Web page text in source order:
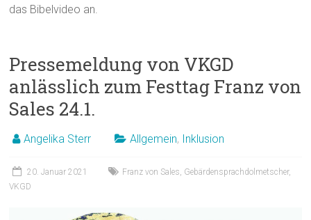
das Bibelvideo an.
Pressemeldung von VKGD
anlässlich zum Festtag Franz von
Sales 24.1.
Angelika Sterr Allgemein, Inklusion
20. Januar 2021 Franz von Sales Gebärdensprachdolmetscher,
VKGD